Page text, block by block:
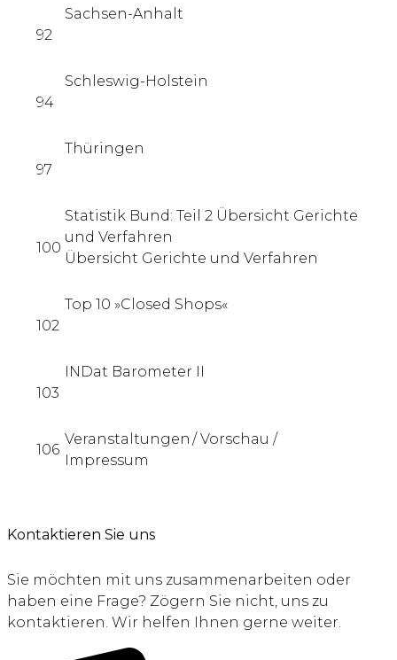
92
Sachsen-Anhalt
94
Schleswig-Holstein
97
Thüringen
100
Statistik Bund: Teil 2 Übersicht Gerichte
und Verfahren
Übersicht Gerichte und Verfahren
102
Top 10 »Closed Shops«
103
INDat Barometer II
106
Veranstaltungen / Vorschau /
Impressum
Kontaktieren Sie uns
Sie möchten mit uns zusammenarbeiten oder
haben eine Frage? Zögern Sie nicht, uns zu
kontaktieren. Wir helfen Ihnen gerne weiter.